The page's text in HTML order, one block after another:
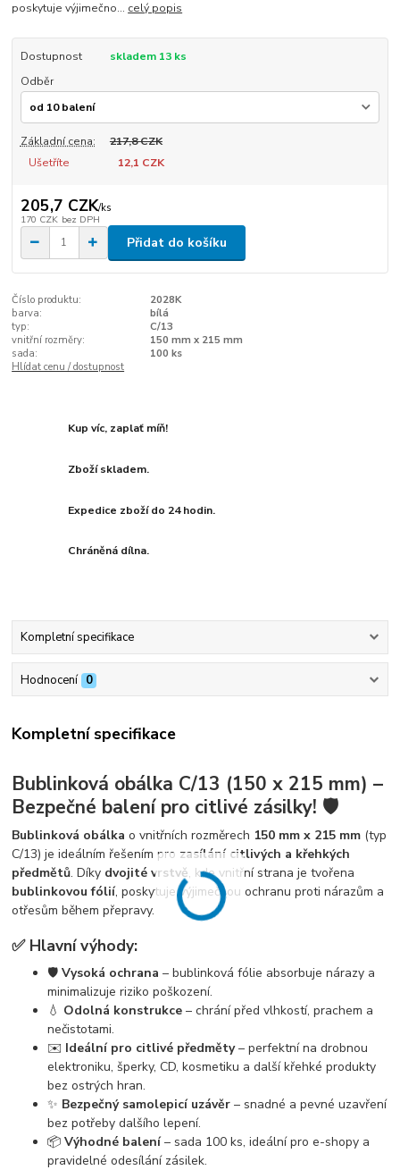
poskytuje výjimečno... celý popis
Dostupnost
skladem 13 ks
Odběr
Základní cena:
217,8 CZK
Ušetříte
12,1 CZK
205,7 CZK/ks
170 CZK bez DPH
Přidat do košíku
Číslo produktu:
2028K
barva:
bílá
typ:
C/13
vnitřní rozměry:
150 mm x 215 mm
sada:
100 ks
Hlídat cenu / dostupnost
Kup víc, zaplať míň!
Zboží skladem.
Expedice zboží do 24 hodin.
Chráněná dílna.
Kompletní specifikace
Hodnocení 0
Kompletní specifikace
Bublinková obálka C/13 (150 x 215 mm) –
Bezpečné balení pro citlivé zásilky! 🛡️
Bublinková obálka o vnitřních rozměrech 150 mm x 215 mm (typ
C/13) je ideálním řešením pro zasílání citlivých a křehkých
předmětů. Díky dvojité vrstvě, kde vnitřní strana je tvořena
bublinkovou fólií, poskytuje výjimečnou ochranu proti nárazům a
otřesům během přepravy.
✅ Hlavní výhody:
🛡️Vysoká ochrana – bublinková fólie absorbuje nárazy a
minimalizuje riziko poškození.
💧 Odolná konstrukce – chrání před vlhkostí, prachem a
nečistotami.
✉️ Ideální pro citlivé předměty– perfektní na drobnou
elektroniku, šperky, CD, kosmetiku a další křehké produkty
bez ostrých hran.
✨ Bezpečný samolepicí uzávěr – snadné a pevné uzavření
bez potřeby dalšího lepení.
📦Výhodné balení– sada 100 ks, ideální pro e-shopy a
pravidelné odesílání zásilek.